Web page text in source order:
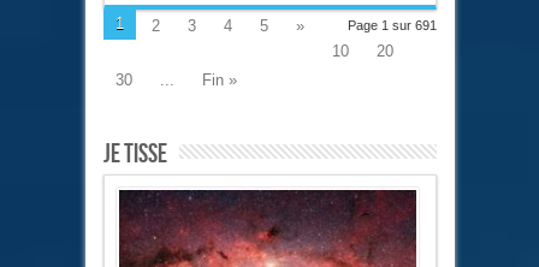
Page 1 sur 691
1 2 3 4 5
»
10
20
30
Fin »
Je tisse